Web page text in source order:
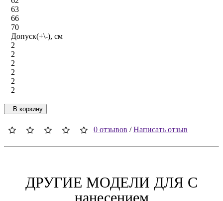
63
66
70
Допуск(+\-), см
2
2
2
2
2
2
В корзину
0 отзывов /Написать отзыв
ДРУГИЕ МОДЕЛИ ДЛЯ C
нанесением